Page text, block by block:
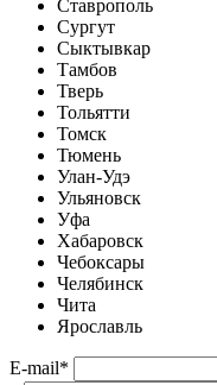
Ставрополь
Сургут
Сыктывкар
Тамбов
Тверь
Тольятти
Томск
Тюмень
Улан-Удэ
Ульяновск
Уфа
Хабаровск
Чебоксары
Челябинск
Чита
Ярославль
E-mail*